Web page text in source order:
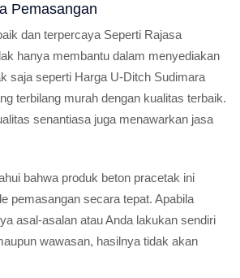
Pemasangan
dan terpercaya Seperti Rajasa
hanya membantu dalam menyediakan
saja seperti Harga U-Ditch Sudimara
terbilang murah dengan kualitas terbaik.
senantiasa juga menawarkan jasa
bahwa produk beton pracetak ini
pemasangan secara tepat. Apabila
asal-asalan atau Anda lakukan sendiri
wawasan, hasilnya tidak akan